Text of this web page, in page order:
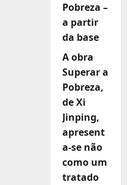
Pobreza –
a partir
da base
A obra
Superar a
Pobreza,
de Xi
Jinping,
apresent
a-se não
como um
tratado